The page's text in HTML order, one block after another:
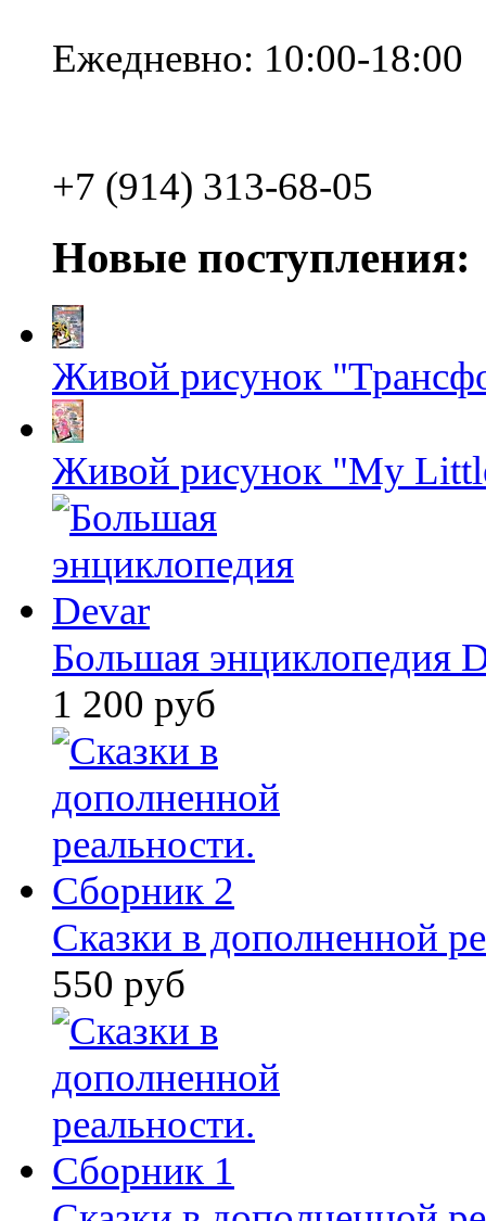
Ежедневно: 10:00-18:00
+7 (914) 313-68-05
Новые поступления:
Живой рисунок
Живой рисунок "My
Большая энциклопедия
1 200 руб
Сказки в дополненной
550 руб